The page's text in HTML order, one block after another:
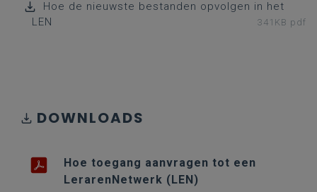
Hoe de nieuwste bestanden opvolgen in het
LEN
341KB pdf
DOWNLOADS
Hoe toegang aanvragen tot een
LerarenNetwerk (LEN)